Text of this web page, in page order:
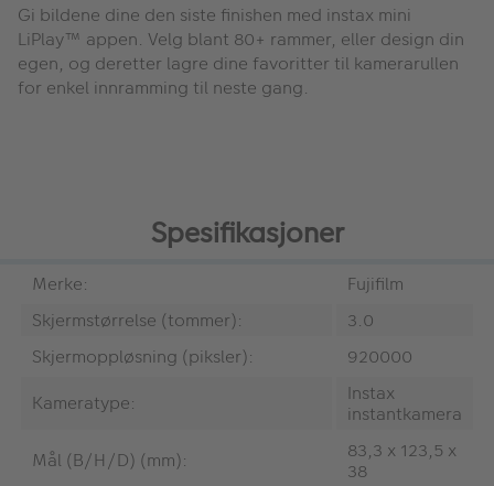
Gi bildene dine den siste finishen med instax mini
LiPlay™ appen. Velg blant 80+ rammer, eller design din
egen, og deretter lagre dine favoritter til kamerarullen
for enkel innramming til neste gang.
Spesifikasjoner
Merke:
Fujifilm
Skjermstørrelse (tommer):
3.0
Skjermoppløsning (piksler):
920000
Kameratype:
Instax
instantkamera
Mål (B/H/D) (mm):
83,3 x 123,5 x
38